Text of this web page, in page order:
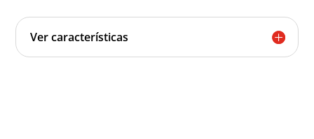
Ver características